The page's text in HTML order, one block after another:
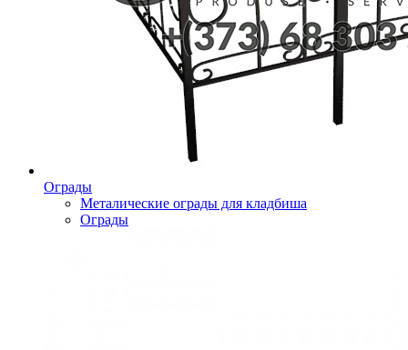
Ограды
Металические ограды для кладбиша
Ограды